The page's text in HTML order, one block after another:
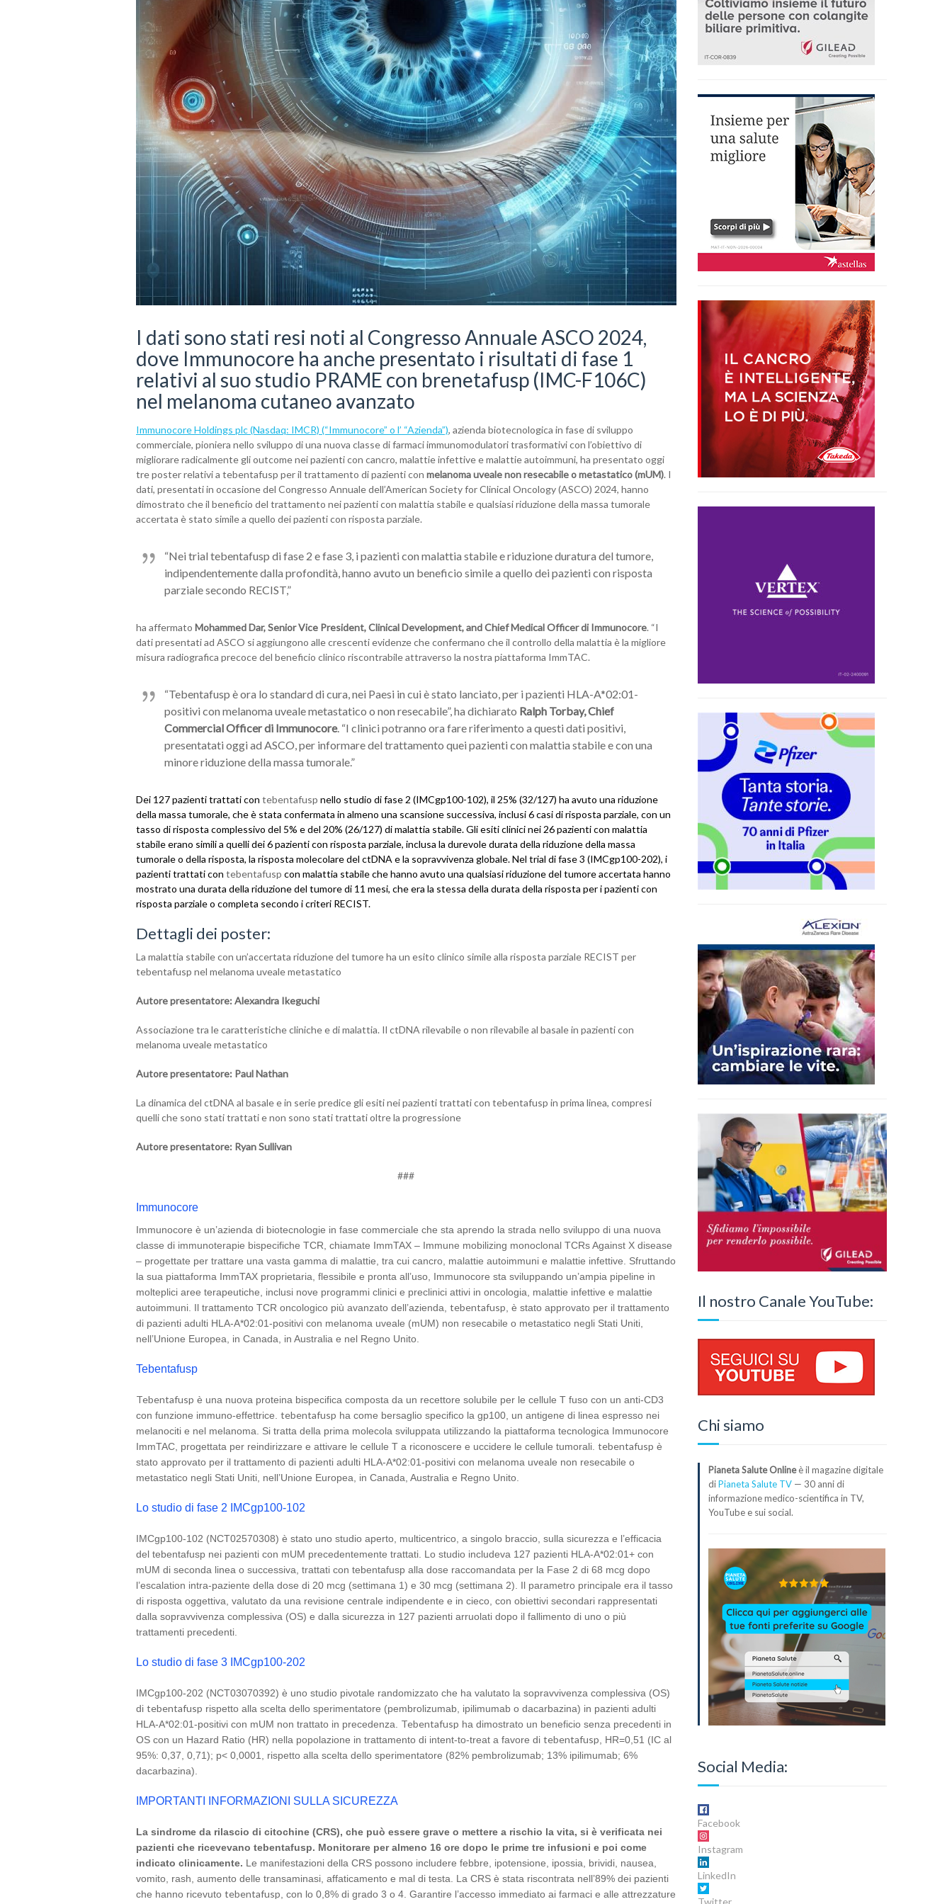
I dati sono stati resi noti al Congresso Annuale ASCO 2024,
dove Immunocore ha anche presentato i risultati di fase 1
relativi al suo studio PRAME con brenetafusp (IMC-F106C)
nel melanoma cutaneo avanzato
Immunocore Holdings plc (Nasdaq: IMCR) (“Immunocore” o l’ “Azienda”), azienda biotecnologica in fase di sviluppo
commerciale, pioniera nello sviluppo di una nuova classe di farmaci immunomodulatori trasformativi con l’obiettivo di
migliorare radicalmente gli outcome nei pazienti con cancro, malattie infettive e malattie autoimmuni, ha presentato oggi
tre poster relativi a tebentafusp per il trattamento di pazienti con melanoma uveale non resecabile o metastatico (mUM). I
dati, presentati in occasione del Congresso Annuale dell’American Society for Clinical Oncology (ASCO) 2024, hanno
dimostrato che il beneficio del trattamento nei pazienti con malattia stabile e qualsiasi riduzione della massa tumorale
accertata è stato simile a quello dei pazienti con risposta parziale.
“Nei trial tebentafusp di fase 2 e fase 3, i pazienti con malattia stabile e riduzione duratura del tumore,
indipendentemente dalla profondità, hanno avuto un beneficio simile a quello dei pazienti con risposta
parziale secondo RECIST,”
ha affermato Mohammed Dar, Senior Vice President, Clinical Development, and Chief Medical Officer di Immunocore. “I
dati presentati ad ASCO si aggiungono alle crescenti evidenze che confermano che il controllo della malattia è la migliore
misura radiografica precoce del beneficio clinico riscontrabile attraverso la nostra piattaforma ImmTAC.
“Tebentafusp è ora lo standard di cura, nei Paesi in cui è stato lanciato, per i pazienti HLA-A*02:01-
positivi con melanoma uveale metastatico o non resecabile”, ha dichiarato Ralph Torbay, Chief
Commercial Officer di Immunocore. “I clinici potranno ora fare riferimento a questi dati positivi,
presentatati oggi ad ASCO, per informare del trattamento quei pazienti con malattia stabile e con una
minore riduzione della massa tumorale.”
Dei 127 pazienti trattati con tebentafusp nello studio di fase 2 (IMCgp100-102), il 25% (32/127) ha avuto una riduzione
della massa tumorale, che è stata confermata in almeno una scansione successiva, inclusi 6 casi di risposta parziale, con un
tasso di risposta complessivo del 5% e del 20% (26/127) di malattia stabile. Gli esiti clinici nei 26 pazienti con malattia
stabile erano simili a quelli dei 6 pazienti con risposta parziale, inclusa la durevole durata della riduzione della massa
tumorale o della risposta, la risposta molecolare del ctDNA e la sopravvivenza globale. Nel trial di fase 3 (IMCgp100-202), i
pazienti trattati con tebentafusp con malattia stabile che hanno avuto una qualsiasi riduzione del tumore accertata hanno
mostrato una durata della riduzione del tumore di 11 mesi, che era la stessa della durata della risposta per i pazienti con
risposta parziale o completa secondo i criteri RECIST.
Dettagli dei poster:
La malattia stabile con un’accertata riduzione del tumore ha un esito clinico simile alla risposta parziale RECIST per
tebentafusp nel melanoma uveale metastatico
Autore presentatore: Alexandra Ikeguchi
Associazione tra le caratteristiche cliniche e di malattia. Il ctDNA rilevabile o non rilevabile al basale in pazienti con
melanoma uveale metastatico
Autore presentatore: Paul Nathan
La dinamica del ctDNA al basale e in serie predice gli esiti nei pazienti trattati con tebentafusp in prima linea, compresi
quelli che sono stati trattati e non sono stati trattati oltre la progressione
Autore presentatore: Ryan Sullivan
###
Immunocore
Immunocore è un’azienda di biotecnologie in fase commerciale che sta aprendo la strada nello sviluppo di una nuova
classe di immunoterapie bispecifiche TCR, chiamate ImmTAX – Immune mobilizing monoclonal TCRs Against X disease
– progettate per trattare una vasta gamma di malattie, tra cui cancro, malattie autoimmuni e malattie infettive. Sfruttando
la sua piattaforma ImmTAX proprietaria, flessibile e pronta all’uso, Immunocore sta sviluppando un’ampia pipeline in
molteplici aree terapeutiche, inclusi nove programmi clinici e preclinici attivi in oncologia, malattie infettive e malattie
autoimmuni. Il trattamento TCR oncologico più avanzato dell’azienda, tebentafusp , è stato approvato per il trattamento
di pazienti adulti HLA-A*02:01-positivi con melanoma uveale (mUM) non resecabile o metastatico negli Stati Uniti,
nell’Unione Europea, in Canada, in Australia e nel Regno Unito.
Tebentafusp
Tebentafusp è una nuova proteina bispecifica composta da un recettore solubile per le cellule T fuso con un anti-CD3
con funzione immuno-effettrice. tebentafusp ha come bersaglio specifico la gp100, un antigene di linea espresso nei
melanociti e nel melanoma. Si tratta della prima molecola sviluppata utilizzando la piattaforma tecnologica Immunocore
ImmTAC, progettata per reindirizzare e attivare le cellule T a riconoscere e uccidere le cellule tumorali. tebentafusp è
stato approvato per il trattamento di pazienti adulti HLA-A*02:01-positivi con melanoma uveale non resecabile o
metastatico negli Stati Uniti, nell’Unione Europea, in Canada, Australia e Regno Unito.
Lo studio di fase 2 IMCgp100-102
IMCgp100-102 (NCT02570308) è stato uno studio aperto, multicentrico, a singolo braccio, sulla sicurezza e l’efficacia
del tebentafusp nei pazienti con mUM precedentemente trattati. Lo studio includeva 127 pazienti HLA-A*02:01+ con
mUM di seconda linea o successiva, trattati con tebentafusp alla dose raccomandata per la Fase 2 di 68 mcg dopo
l’escalation intra-paziente della dose di 20 mcg (settimana 1) e 30 mcg (settimana 2). Il parametro principale era il tasso
di risposta oggettiva, valutato da una revisione centrale indipendente e in cieco, con obiettivi secondari rappresentati
dalla sopravvivenza complessiva (OS) e dalla sicurezza in 127 pazienti arruolati dopo il fallimento di uno o più
trattamenti precedenti.
Lo studio di fase 3 IMCgp100-202
IMCgp100-202 (NCT03070392) è uno studio pivotale randomizzato che ha valutato la sopravvivenza complessiva (OS)
di tebentafusp rispetto alla scelta dello sperimentatore (pembrolizumab, ipilimumab o dacarbazina) in pazienti adulti
HLA-A*02:01-positivi con mUM non trattato in precedenza. Tebentafusp ha dimostrato un beneficio senza precedenti in
OS con un Hazard Ratio (HR) nella popolazione in trattamento di intent-to-treat a favore di tebentafusp , HR=0,51 (IC al
95%: 0,37, 0,71); p< 0,0001, rispetto alla scelta dello sperimentatore (82% pembrolizumab; 13% ipilimumab; 6%
dacarbazina).
IMPORTANTI INFORMAZIONI SULLA SICUREZZA
La sindrome da rilascio di citochine (CRS), che può essere grave o mettere a rischio la vita, si è verificata nei
pazienti che ricevevano tebentafusp. Monitorare per almeno 16 ore dopo le prime tre infusioni e poi come
indicato clinicamente. Le manifestazioni della CRS possono includere febbre, ipotensione, ipossia, brividi, nausea,
vomito, rash, aumento delle transaminasi, affaticamento e mal di testa. La CRS è stata riscontrata nell’89% dei pazienti
che hanno ricevuto tebentafusp , con lo 0,8% di grado 3 o 4. Garantire l’accesso immediato ai farmaci e alle attrezzature
Il nostro Canale YouTube:
Chi siamo
Pianeta Salute Onlineè il magazine digitale
diPianeta Salute TV— 30 anni di
informazione medico-scientifica in TV,
YouTube e sui social.
Social Media:
Facebook
Instagram
LinkedIn
Twitter